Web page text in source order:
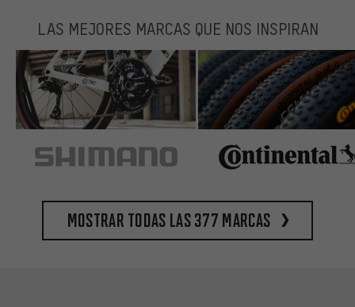
LAS MEJORES MARCAS QUE NOS INSPIRAN
Mostrar todas las 377 marcas